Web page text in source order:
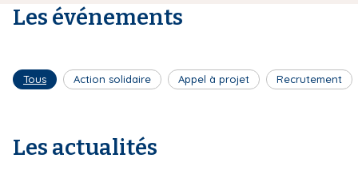
Les événements
Tous Action solidaire Appel à projet Recrutement
Les actualités